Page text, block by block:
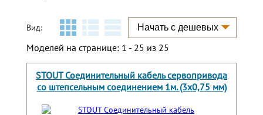
Моделей на странице: 1 - 25 из 25
Вид:
STOUT Соединительный кабель сервопривода
со штепсельным соединением 1м. (3х0,75 мм)